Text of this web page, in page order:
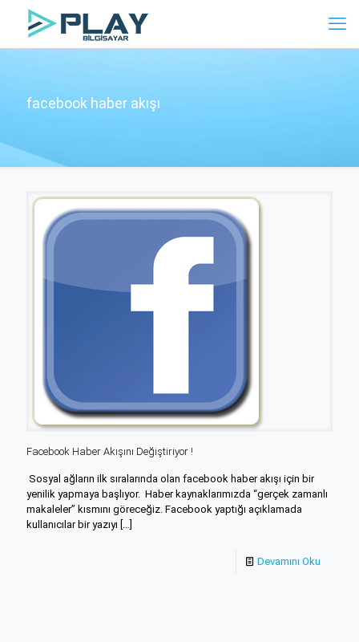
facebook haber akışı
Facebook Haber Akışını Değiştiriyor !
Sosyal ağların ilk sıralarında olan facebook haber akışı için bir
yenilik yapmaya başlıyor. Haber kaynaklarımızda “gerçek zamanlı
makaleler” kısmını göreceğiz. Facebook yaptığı açıklamada
kullanıcılar bir yazıyı
Devamını Oku